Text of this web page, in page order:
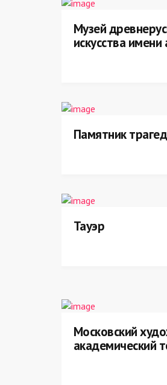
Музей
искусства
Памятник
Тауэр
Московский
академический